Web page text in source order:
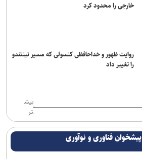
خارجی را محدود کرد
روایت ظهور و خداحافظی کنسولی که مسیر نینتندو
را تغییر داد
بیش
تر
پیشخوان فناوری و نوآوری